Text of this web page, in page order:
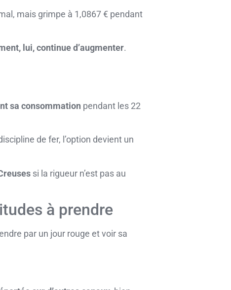
mais grimpe à 1,0867 € pendant
lui, continue d’augmenter.
sa consommation pendant les 22
de fer, l’option devient un
si la rigueur n’est pas au
à prendre
par un jour rouge et voir sa